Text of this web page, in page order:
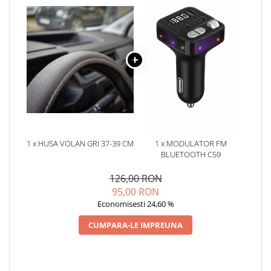
Pompa Spalator Parbriz
Accesorii Camioane
Lampi si Proiectoare Camion
Marcaje si Echipamente de
Siguranta
Accesorii Cabina Camion
Echipamente ADR si Utilitare
Aditivi Ulei Motor
Aditivi DPF, Sistem Racire si
1 x HUSA VOLAN GRI 37-39 CM
1 x MODULATOR FM
BLUETOOTH C59
126,00 RON
95,00 RON
Economisesti 24,60 %
CUMPARA-LE IMPREUNA